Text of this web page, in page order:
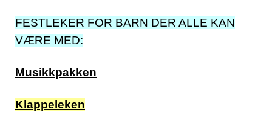
FESTLEKER FOR BARN DER ALLE KAN
VÆRE MED:
Musikkpakken
Klappeleken